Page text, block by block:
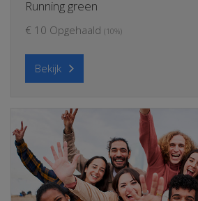
Running green
€ 10 Opgehaald (10%)
Bekijk